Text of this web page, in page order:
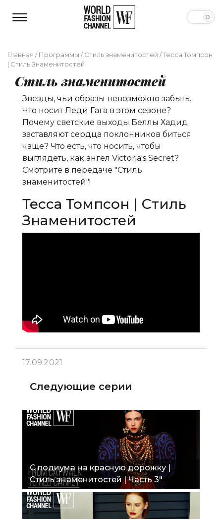
Главная /Программы /Стиль знаменитостей /Тесса Томпсон
| Стиль Знаменитостей
Стиль знаменитостей
Звезды, чьи образы невозможно забыть.
Что носит Леди Гага в этом сезоне?
Почему светские выходы Беллы Хадид
заставляют сердца поклонников биться
чаще? Что есть, что носить, чтобы
выглядеть, как ангел Victoria's Secret?
Смотрите в передаче "Стиль
знаменитостей"!
Тесса Томпсон | Стиль
Знаменитостей
17.09.2021
Следующие серии
С подиума на красную дорожку |
Стиль знаменитостей | Часть 3"